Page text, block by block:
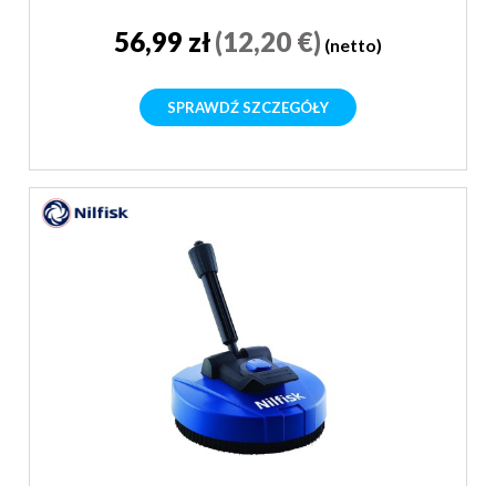
56,99 zł(12,20 €) (netto)
SPRAWDŹ SZCZEGÓŁY